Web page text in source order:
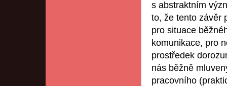
s abstraktním
to, že tento závěr
pro situace
komunikace, pro
prostředek
nás běžně
pracovního